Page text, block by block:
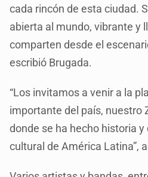
cada rincón de esta ciudad.
abierta al mundo, vibrante y
comparten desde el
escribió Brugada.
“Los invitamos a venir a la
importante del país, nuestro
donde se ha hecho historia
cultural de América Latina”,